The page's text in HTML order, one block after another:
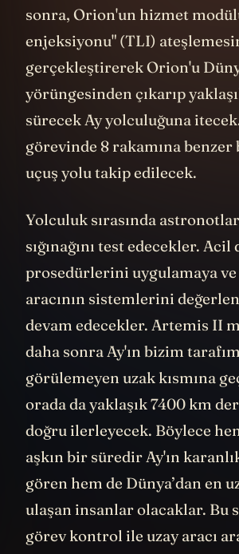
aracı verileri toplanacak.
sonra, Orion'un hizmet modülü
enjeksiyonu" (TLI)
gerçekleştirerek Orion'u
yörüngesinden çıkarıp
sürecek Ay yolculuğuna
görevinde 8 rakamına benzer
Yolculuk sırasında
sığınağını test edecekler. Acil
prosedürlerini uygulamaya ve
aracının sistemlerini
devam edecekler. Artemis II
daha sonra Ay'ın bizim
görülemeyen uzak kısmına
orada da yaklaşık 7400 km
doğru ilerleyecek. Böylece
aşkın bir süredir Ay'ın
gören hem de Dünya’dan en
ulaşan insanlar olacaklar. Bu